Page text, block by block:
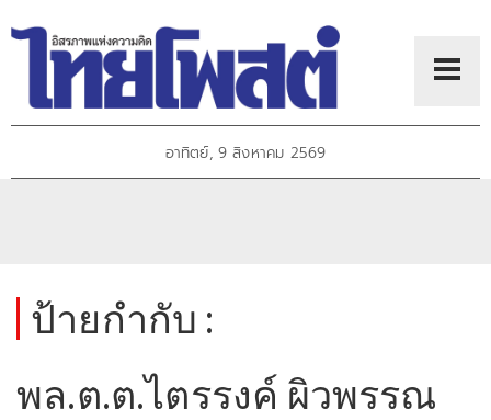
อาทิตย์, 9 สิงหาคม 2569
ป้ายกำกับ :
พล.ต.ต.ไตรรงค์ ผิวพรรณ